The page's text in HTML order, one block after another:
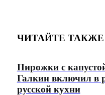
ЧИТАЙТЕ ТАКЖЕ
Пирожки с
Галкин включил в
русской кухни